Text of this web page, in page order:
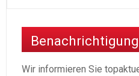
Wir informieren Sie